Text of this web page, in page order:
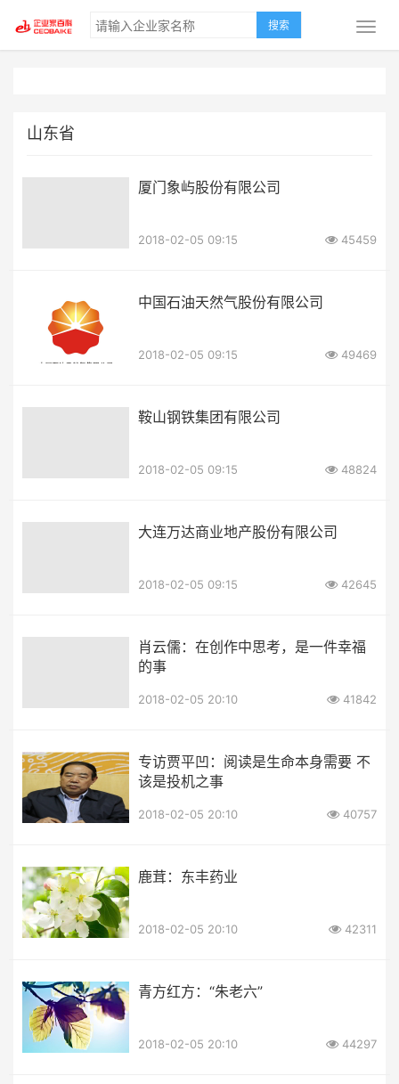
搜索
山东省
厦门象屿股份有限公司
2018-02-05 09:15 45459
中国石油天然气股份有限公司
2018-02-05 09:15 49469
鞍山钢铁集团有限公司
2018-02-05 09:15 48824
大连万达商业地产股份有限公司
2018-02-05 09:15 42645
肖云儒：在创作中思考，是一件幸福
的事
2018-02-05 20:10 41842
专访贾平凹：阅读是生命本身需要 不
该是投机之事
2018-02-05 20:10 40757
鹿茸：东丰药业
2018-02-05 20:10 42311
青方红方：“朱老六”
2018-02-05 20:10 44297